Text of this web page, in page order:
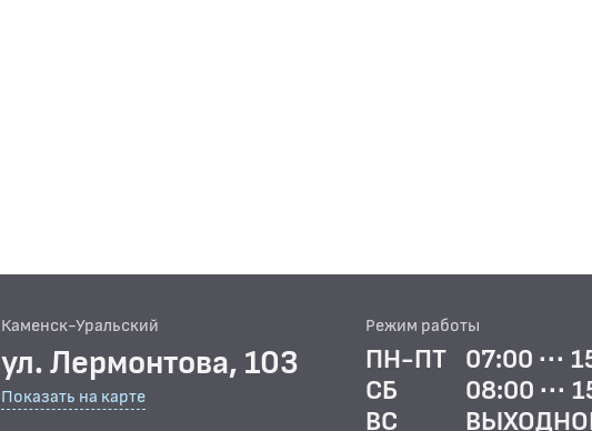
Каменск-Уральский
ул. Лермонтова, 103
Показать на карте
Режим работы
ПН-ПТ
07:00 ···
СБ
08:00 ···
ВС